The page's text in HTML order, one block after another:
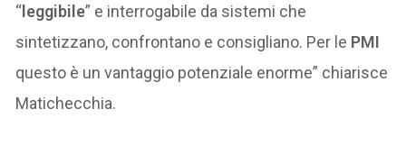
“leggibile” e interrogabile da sistemi che
sintetizzano, confrontano e consigliano. Per le PMI
questo è un vantaggio potenziale enorme” chiarisce
Matichecchia.